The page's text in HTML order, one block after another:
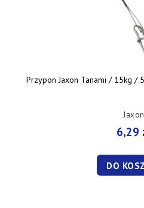
Przypon Jaxon Tanami / 15kg /
Jaxon
6,29
DO